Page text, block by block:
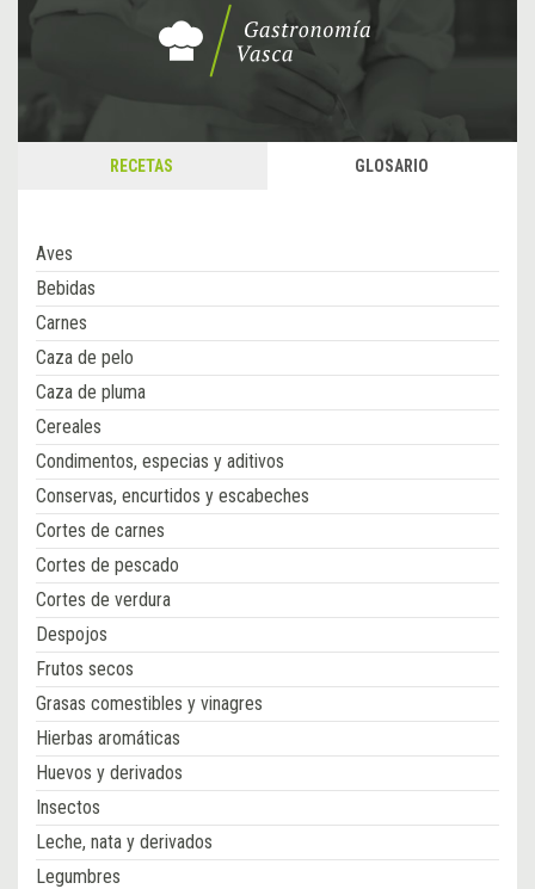
RECETAS GLOSARIO
Aves
Bebidas
Carnes
Caza de pelo
Caza de pluma
Cereales
Condimentos, especias y aditivos
Conservas, encurtidos y escabeches
Cortes de carnes
Cortes de pescado
Cortes de verdura
Despojos
Frutos secos
Grasas comestibles y vinagres
Hierbas aromáticas
Huevos y derivados
Insectos
Leche, nata y derivados
Legumbres